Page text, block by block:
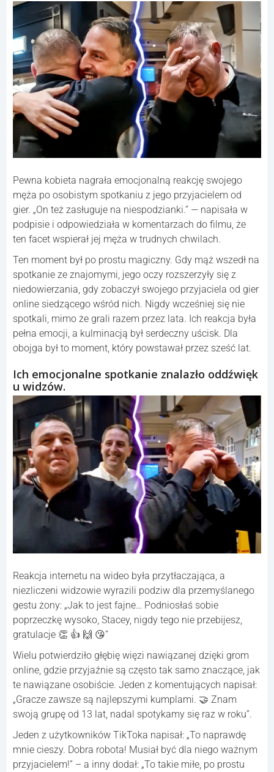
Pewna kobieta nagrała emocjonalną reakcję swojego
męża po osobistym spotkaniu z jego przyjacielem od
gier. „On też zasługuje na niespodzianki.” — napisała w
podpisie i odpowiedziała w komentarzach do filmu, że
ten facet wspierał jej męża w trudnych chwilach.
Ten moment był po prostu magiczny. Gdy mąż wszedł na
spotkanie ze znajomymi, jego oczy rozszerzyły się z
niedowierzania, gdy zobaczył swojego przyjaciela od gier
online siedzącego wśród nich. Nigdy wcześniej się nie
spotkali, mimo że grali razem przez lata. Ich reakcja była
pełna emocji, a kulminacją był serdeczny uścisk. Dla
obojga był to moment, który powstawał przez sześć lat.
Ich emocjonalne spotkanie znalazło oddźwięk
u widzów.
Reakcja internetu na wideo była przytłaczająca, a
niezliczeni widzowie wyrazili podziw dla przemyślanego
gestu żony: „Jak to jest fajne… Podniosłaś sobie
poprzeczkę wysoko, Stacey, nigdy tego nie przebijesz,
gratulacje 👏 👍 🙌 😘”
Wielu potwierdziło głębię więzi nawiązanej dzięki grom
online, gdzie przyjaźnie są często tak samo znaczące, jak
te nawiązane osobiście. Jeden z komentujących napisał:
„Gracze zawsze są najlepszymi kumplami. 🤝 Znam
swoją grupę od 13 lat, nadal spotykamy się raz w roku”.
Jeden z użytkowników TikToka napisał: „To naprawdę
mnie cieszy. Dobra robota! Musiał być dla niego ważnym
przyjacielem!” – a inny dodał: „To takie miłe, po prostu